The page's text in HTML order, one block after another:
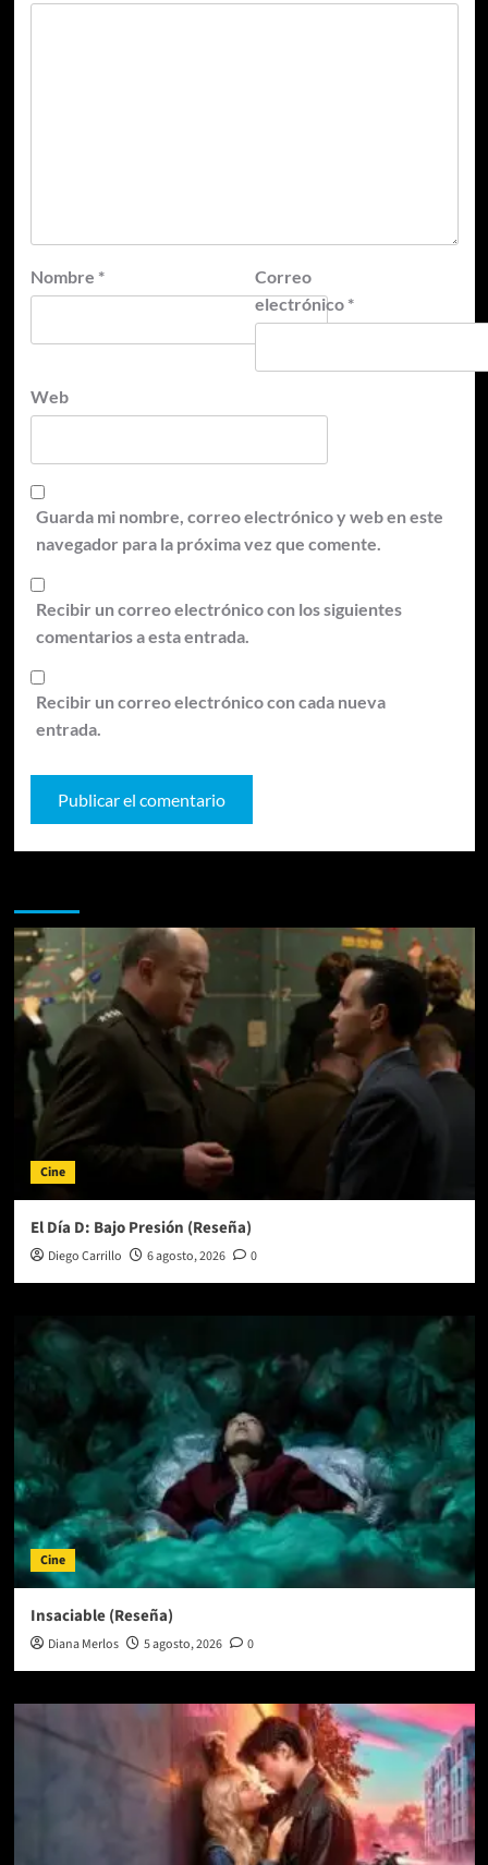
Nombre *
Correo
electrónico *
Web
Guarda mi nombre, correo electrónico y web en este
navegador para la próxima vez que comente.
Recibir un correo electrónico con los siguientes
comentarios a esta entrada.
Recibir un correo electrónico con cada nueva
entrada.
Cine
El Día D: Bajo Presión (Reseña)
Diego Carrillo 6 agosto, 2026 0
Cine
Insaciable (Reseña)
Diana Merlos 5 agosto, 2026 0